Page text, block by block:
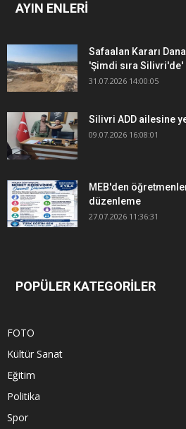
AYIN ENLERİ
Safaalan Kararı
'Şimdi sıra Silivri'de'
31.07.2026 14:00:05
Silivri ADD ailesine
09.07.2026 16:08:01
MEB'den
düzenleme
27.07.2026 11:36:31
POPÜLER KATEGORİLER
FOTO
Kültür Sanat
Eğitim
Politika
Spor